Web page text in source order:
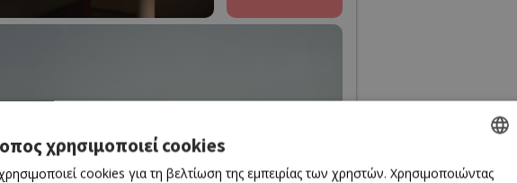
GREEK
χρησιμοποιεί cookies
cookies για τη βελτίωση της εμπειρίας των χρηστών. Χρησιμοποιώντας